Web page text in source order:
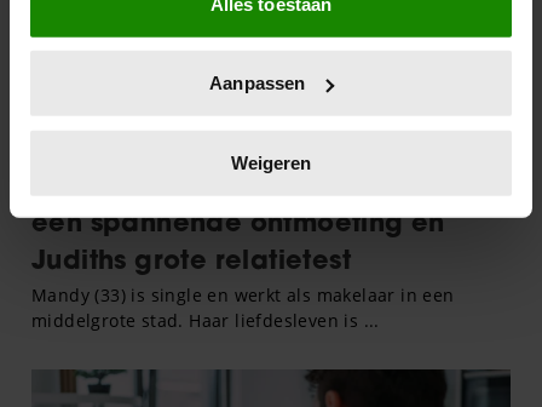
Informatie verzamelen over uw geografische
locatie, die tot een paar meter nauwkeurig kan zijn
scannen op specifieke eigenschappen (fingerprinting)
verwerkt en stel uw voorkeuren in het
intrekken in de Cookieverklaring.
We gebruiken cookies om content en advertenties te
personaliseren, om functies voor social media te bieden
en om ons websiteverkeer te analyseren. Ook delen we
partners voor social media, adverteren en analyse. Deze
Aanpassen
Weigeren